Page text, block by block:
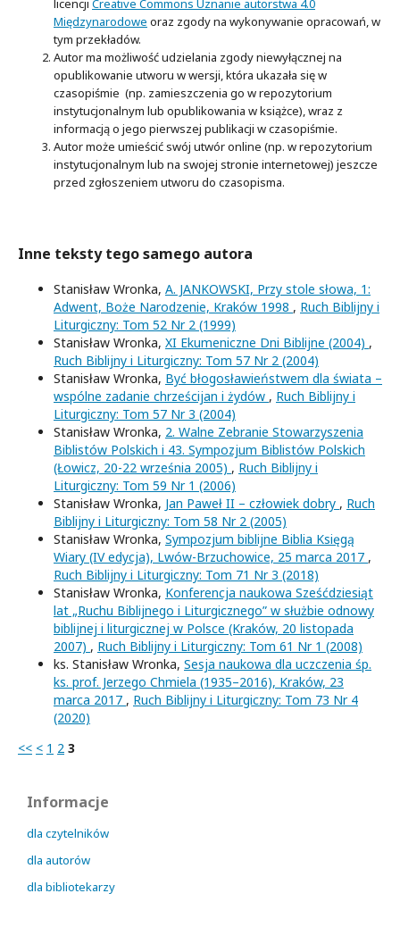
licencji Creative Commons Uznanie autorstwa 4.0
Międzynarodowe oraz zgody na wykonywanie opracowań, w
tym przekładów.
Autor ma możliwość udzielania zgody niewyłącznej na
opublikowanie utworu w wersji, która ukazała się w
czasopiśmie (np. zamieszczenia go w repozytorium
instytucjonalnym lub opublikowania w książce), wraz z
informacją o jego pierwszej publikacji w czasopiśmie.
Autor może umieścić swój utwór online (np. w repozytorium
instytucjonalnym lub na swojej stronie internetowej) jeszcze
przed zgłoszeniem utworu do czasopisma.
Inne teksty tego samego autora
Stanisław Wronka, A. JANKOWSKI, Przy stole słowa, 1:
Adwent, Boże Narodzenie, Kraków 1998 , Ruch Biblijny i
Liturgiczny: Tom 52 Nr 2 (1999)
Stanisław Wronka, XI Ekumeniczne Dni Biblijne (2004) ,
Ruch Biblijny i Liturgiczny: Tom 57 Nr 2 (2004)
Stanisław Wronka, Być błogosławieństwem dla świata –
wspólne zadanie chrześcijan i żydów , Ruch Biblijny i
Liturgiczny: Tom 57 Nr 3 (2004)
Stanisław Wronka, 2. Walne Zebranie Stowarzyszenia
Biblistów Polskich i 43. Sympozjum Biblistów Polskich
(Łowicz, 20-22 września 2005) , Ruch Biblijny i
Liturgiczny: Tom 59 Nr 1 (2006)
Stanisław Wronka, Jan Paweł II – człowiek dobry , Ruch
Biblijny i Liturgiczny: Tom 58 Nr 2 (2005)
Stanisław Wronka, Sympozjum biblijne Biblia Księgą
Wiary (IV edycja), Lwów-Brzuchowice, 25 marca 2017 ,
Ruch Biblijny i Liturgiczny: Tom 71 Nr 3 (2018)
Stanisław Wronka, Konferencja naukowa Sześćdziesiąt
lat „Ruchu Biblijnego i Liturgicznego” w służbie odnowy
biblijnej i liturgicznej w Polsce (Kraków, 20 listopada
2007) , Ruch Biblijny i Liturgiczny: Tom 61 Nr 1 (2008)
ks. Stanisław Wronka, Sesja naukowa dla uczczenia śp.
ks. prof. Jerzego Chmiela (1935–2016), Kraków, 23
marca 2017 , Ruch Biblijny i Liturgiczny: Tom 73 Nr 4
(2020)
<< < 1 2 3
Informacje
dla czytelników
dla autorów
dla bibliotekarzy